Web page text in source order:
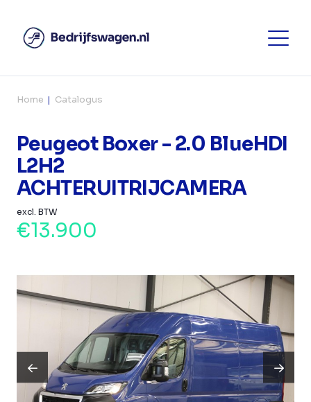
Home Catalogus
Peugeot Boxer - 2.0 BlueHDI
L2H2
ACHTERUITRIJCAMERA
excl. BTW
€13.900